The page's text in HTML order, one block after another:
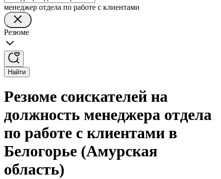
менеджер отдела по работе с клиентами
Резюме
Найти
Резюме соискателей на
должность менеджера отдела
по работе с клиентами в
Белогорье (Амурская
область)